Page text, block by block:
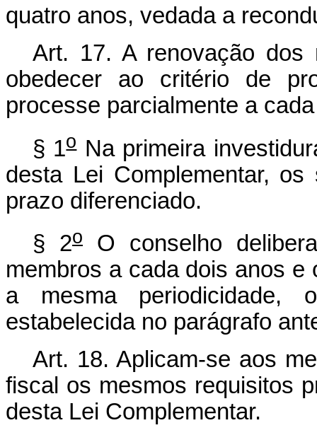
quatro anos, vedada a
Art. 17. A renovação dos
obedecer ao critério de
processe parcialmente a
§ 1oNa primeira
desta Lei Complementar,
prazo diferenciado.
§ 2o
O conselho
membros a cada dois anos
a mesma periodicidade,
estabelecida no parágrafo
Art. 18. Aplicam-se aos
fiscal os mesmos requisitos
desta Lei Complementar.